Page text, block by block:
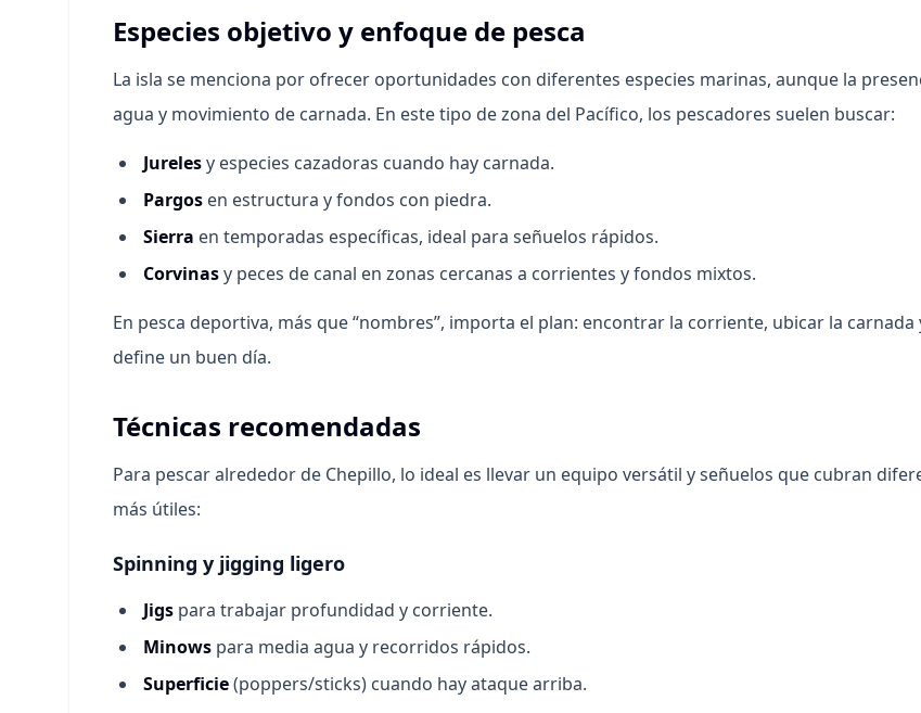
Especies objetivo y enfoque de pesca
La isla se menciona por ofrecer oportunidades con diferentes especies marinas, aunque la
agua y movimiento de carnada. En este tipo de zona del Pacífico, los pescadores suelen buscar:
Jurelesy especies cazadoras cuando hay carnada.
Pargos en estructura y fondos con piedra.
Sierra en temporadas específicas, ideal para señuelos rápidos.
Corvinasy peces de canal en zonas cercanas a corrientes y fondos mixtos.
En pesca deportiva, más que “nombres”, importa el plan: encontrar la corriente, ubicar la
define un buen día.
Técnicas recomendadas
Para pescar alrededor de Chepillo, lo ideal es llevar un equipo versátil y señuelos que cubran
más útiles:
Spinning y jigging ligero
Jigs para trabajar profundidad y corriente.
Minows para media agua y recorridos rápidos.
Superficie(poppers/sticks) cuando hay ataque arriba.